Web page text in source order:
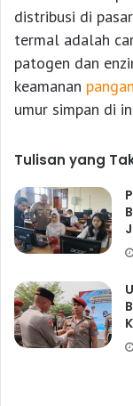
distribusi di
termal adalah
patogen dan
keamanan pangan
umur simpan di
Tulisan yang